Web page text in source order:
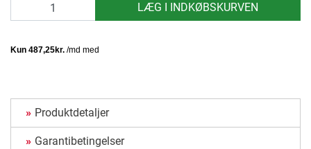
LÆG I INDKØBSKURVEN
Produktdetaljer
Garantibetingelser